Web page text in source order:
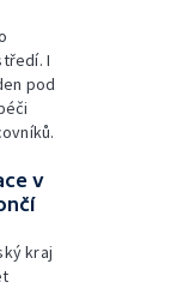
I
pod
v
kraj